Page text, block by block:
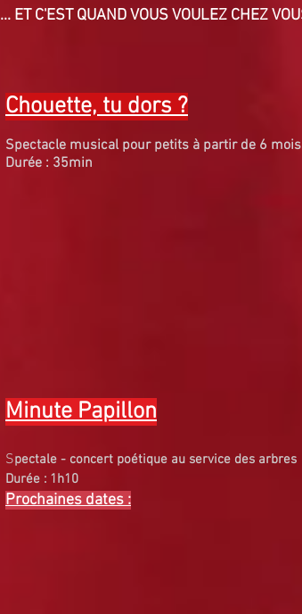
... ET C'EST QUAND VOUS VOULEZ CHEZ
Chouette, tu dors ?
Spectacle musical pour petits à partir de 6
Durée : 35min
Minute Papillon
Spectale - concert poétique au service des arbres
Durée : 1h10
Prochaines dates :